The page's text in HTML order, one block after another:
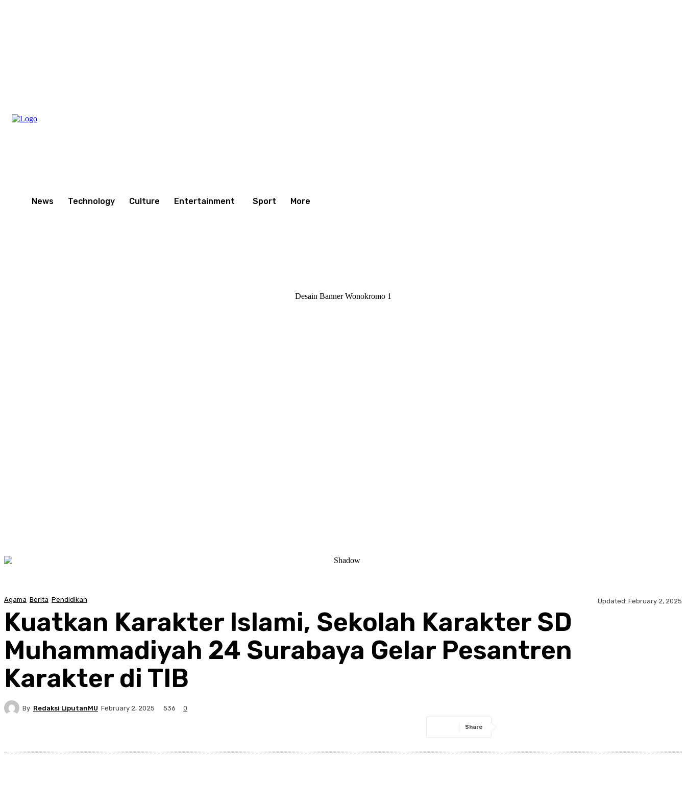
News Technology Culture Entertainment Sport More
Desain Banner Wonokromo 1
Agama Berita Pendidikan Updated: February 2, 2025
Kuatkan Karakter Islami, Sekolah Karakter SD
Muhammadiyah 24 Surabaya Gelar Pesantren
Karakter di TIB
By Redaksi LiputanMU February 2, 2025 536 0
Share